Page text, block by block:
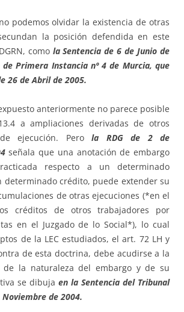
podemos olvidar la existencia de otras
la posición defendida en este
como la Sentencia de 6 de Junio de
de Primera Instancia nº 4 de Murcia, que
26 de Abril de 2005.
anteriormente no parece posible
a ampliaciones derivadas de otros
ejecución. Pero la RDG de 2 de
señala que una anotación de embargo
respecto a un determinado
determinado crédito, puede extender su
de otras ejecuciones (*en el
créditos de otros trabajadores por
en el Juzgado de lo Social*), lo cual
de la LEC estudiados, el art. 72 LH y
de esta doctrina, debe acudirse a la
de la naturaleza del embargo y de su
se dibuja en la Sentencia del Tribunal
de 2004.